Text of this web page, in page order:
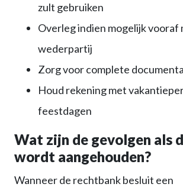
zult gebruiken
Overleg indien mogelijk vooraf
wederpartij
Zorg voor complete
Houd rekening met
feestdagen
Wat zijn de gevolgen als
wordt aangehouden?
Wanneer de rechtbank besluit een